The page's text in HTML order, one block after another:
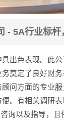
- 5A行业标
出色表现。此
奠定了良好财
问方面的专业
。有相关调研
询以及指导，且